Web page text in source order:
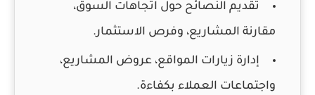
تقديم النصائح حول اتجاهات السوق،
مقارنة المشاريع، وفرص الاستثمار.
إدارة زيارات المواقع، عروض المشاريع،
واجتماعات العملاء بكفاءة.